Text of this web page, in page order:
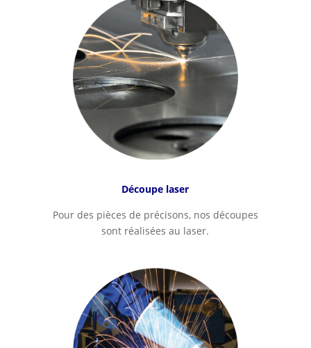
Découpe laser
Pour des pièces de précisons, nos découpes
sont réalisées au laser.